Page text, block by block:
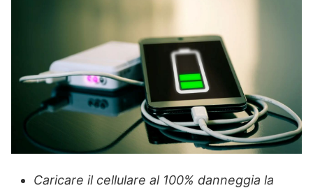
Caricare il cellulare al 100% danneggia la